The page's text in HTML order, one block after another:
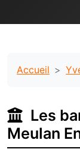
Accueil
Les
Meulan